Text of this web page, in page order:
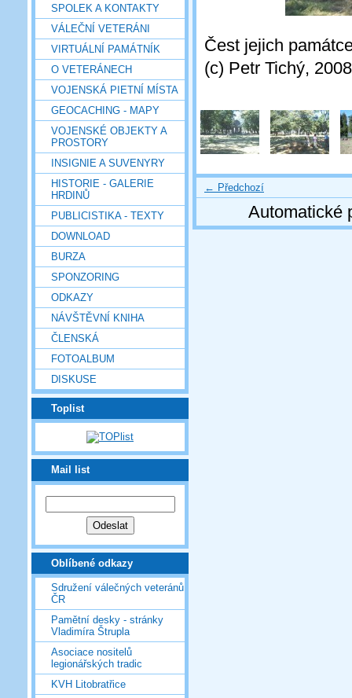
SPOLEK A KONTAKTY
VÁLEČNÍ VETERÁNI
VIRTUÁLNÍ PAMÁTNÍK
O VETERÁNECH
VOJENSKÁ PIETNÍ MÍSTA
GEOCACHING - MAPY
VOJENSKÉ OBJEKTY A
PROSTORY
INSIGNIE A SUVENYRY
HISTORIE - GALERIE
HRDINŮ
PUBLICISTIKA - TEXTY
DOWNLOAD
BURZA
SPONZORING
ODKAZY
NÁVŠTĚVNÍ KNIHA
ČLENSKÁ
FOTOALBUM
DISKUSE
Toplist
Mail list
Oblíbené odkazy
Sdružení válečných veteránů
ČR
Pamětní desky - stránky
Vladimíra Štrupla
Asociace nositelů
legionářských tradic
KVH Litobratřice
Čest jejich
(c) Petr Tichý, 2008
← Předchozí
Automatické